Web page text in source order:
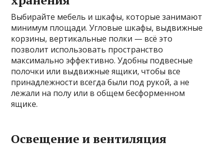
Выбирайте мебель и шкафы, которые занимают
минимум площади. Угловые шкафы, выдвижные
корзины, вертикальные полки — всё это
позволит использовать пространство
максимально эффективно. Удобны подвесные
полочки или выдвижные ящики, чтобы все
принадлежности всегда были под рукой, а не
лежали на полу или в общем бесформенном
ящике.
Освещение и вентиляция